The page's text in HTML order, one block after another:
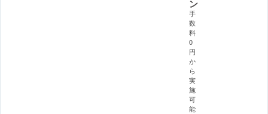
ン
手
数
料
0
円
か
ら
実
施
可
能